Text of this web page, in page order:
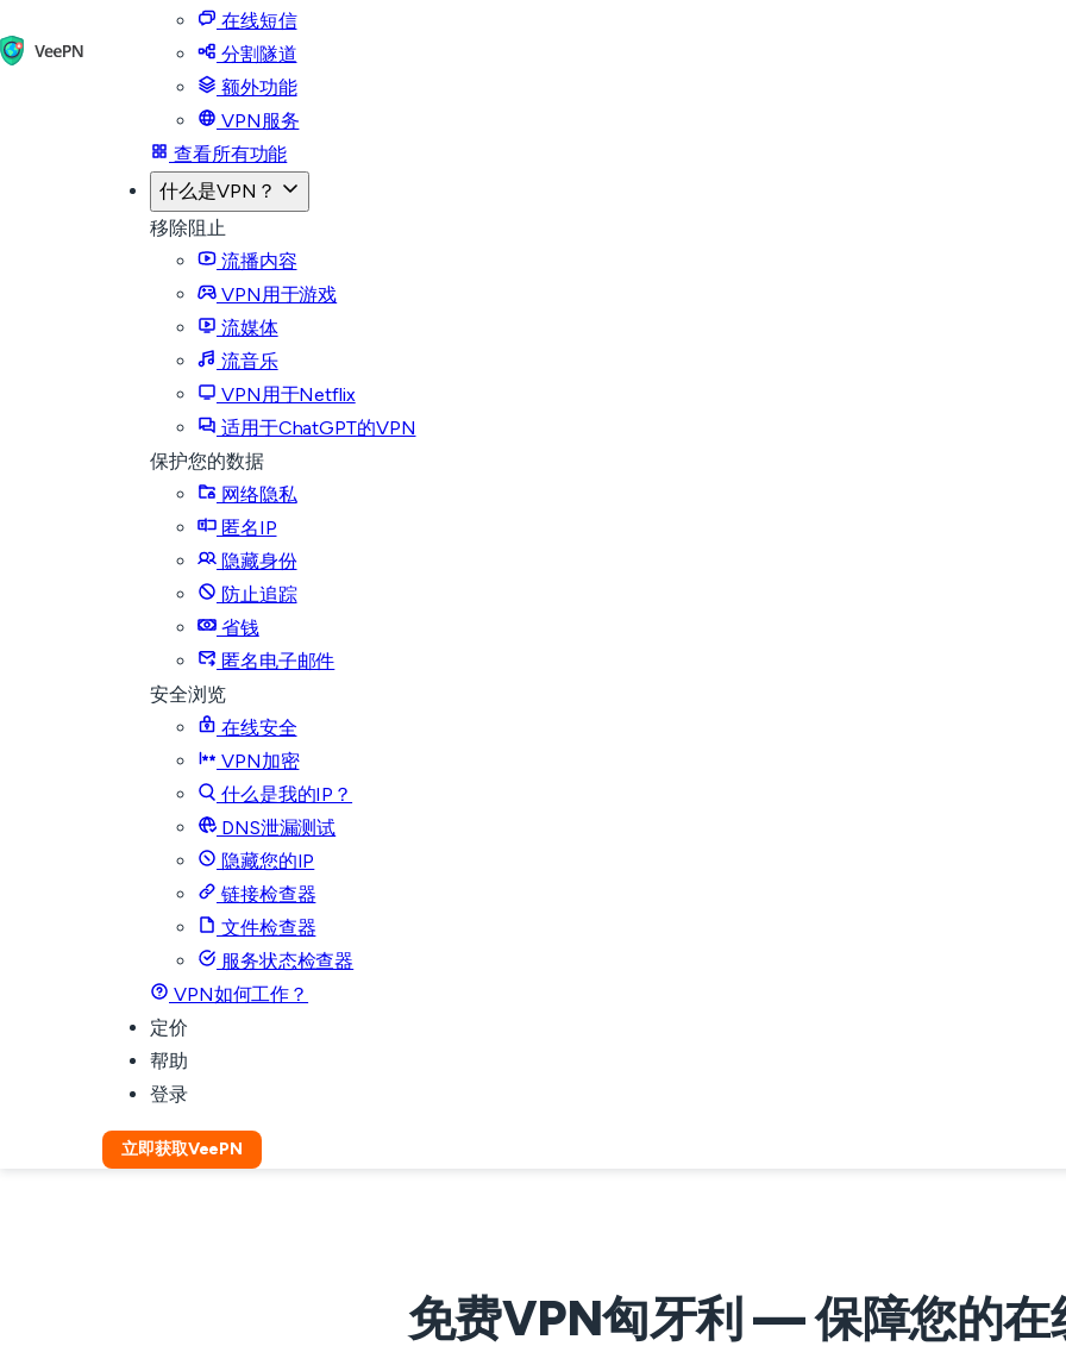
在线短信
分割隧道
额外功能
VPN服务
查看所有功能
什么是VPN？
移除阻止
流播内容
VPN用于游戏
流媒体
流音乐
VPN用于Netflix
适用于ChatGPT的VPN
保护您的数据
网络隐私
匿名IP
隐藏身份
防止追踪
省钱
匿名电子邮件
安全浏览
在线安全
VPN加密
什么是我的IP？
DNS泄漏测试
隐藏您的IP
链接检查器
文件检查器
服务状态检查器
VPN如何工作？
定价
帮助
登录
立即获取VeePN
免费VPN匈牙利 — 保障您的在